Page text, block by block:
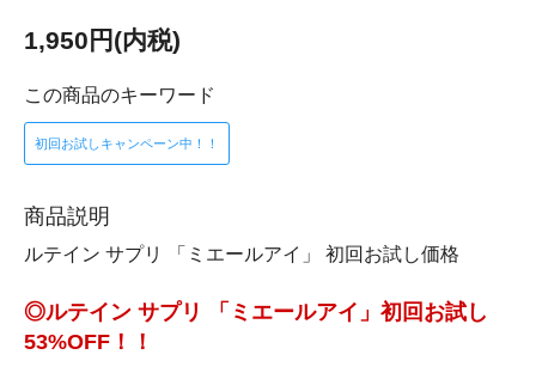
1,950円(内税)
この商品のキーワード
初回お試しキャンペーン中！！
商品説明
ルテイン サプリ 「ミエールアイ」 初回お試し価格
◎ルテイン サプリ 「ミエールアイ」初回お試し
53%OFF！！